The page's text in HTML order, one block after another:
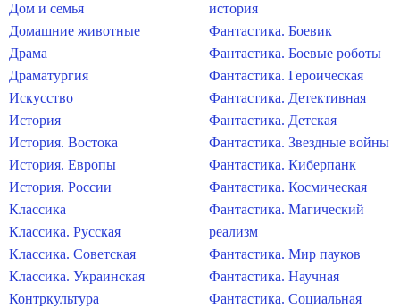
Дом и семья
Домашние животные
Драма
Драматургия
Искусство
История
История. Востока
История. Европы
История. России
Классика
Классика. Русская
Классика. Советская
Классика. Украинская
Контркультура
история
Фантастика. Боевик
Фантастика. Боевые роботы
Фантастика. Героическая
Фантастика. Детективная
Фантастика. Детская
Фантастика. Звездные войны
Фантастика. Киберпанк
Фантастика. Космическая
Фантастика. Магический
реализм
Фантастика. Мир пауков
Фантастика. Научная
Фантастика. Социальная